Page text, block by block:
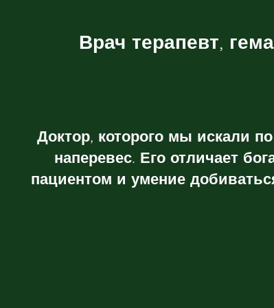
Врач терапевт,
Доктор, которого мы искали
наперевес. Его отличает
пациентом и умение